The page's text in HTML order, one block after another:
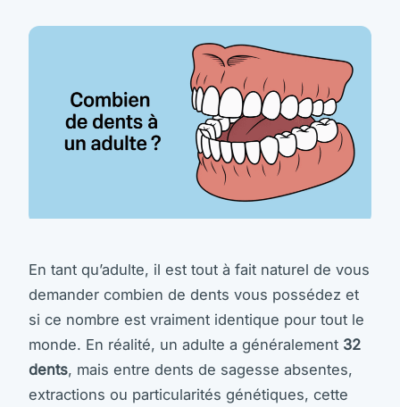
En tant qu’adulte, il est tout à fait naturel de vous
demander combien de dents vous possédez et
si ce nombre est vraiment identique pour tout le
monde. En réalité, un adulte a généralement 32
dents, mais entre dents de sagesse absentes,
extractions ou particularités génétiques, cette